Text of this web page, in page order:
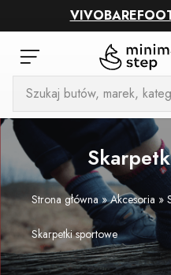
Wyszukiwarka
produktów
Strona główna»Akcesoria »
Skarpetki sportowe